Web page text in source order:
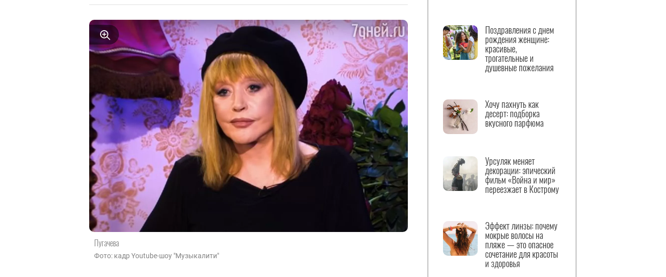
Пугачева
Фото: кадр Youtube-шоу "Музыкалити"
Поздравления с днем
рождения женщине:
красивые,
трогательные и
душевные пожелания
Хочу пахнуть как
десерт: подборка
вкусного парфюма
Урсуляк меняет
декорации: эпический
фильм «Война и мир»
переезжает в Кострому
Эффект линзы: почему
мокрые волосы на
пляже — это опасное
сочетание для красоты
и здоровья